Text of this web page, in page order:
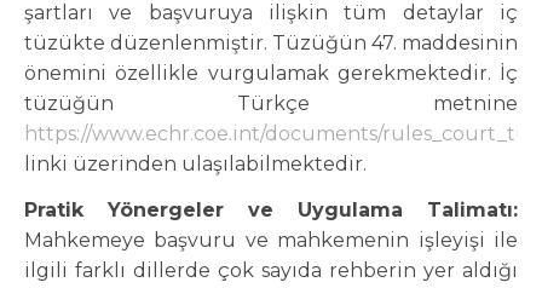
şartları ve başvuruya ilişkin tüm detaylar iç
tüzükte düzenlenmiştir. Tüzüğün 47. maddesinin
önemini özellikle vurgulamak gerekmektedir. İç
tüzüğün Türkçe metnine
https://www.echr.coe.int/documents/
linki üzerinden ulaşılabilmektedir.
Pratik Yönergeler ve Uygulama Talimatı:
Mahkemeye başvuru ve mahkemenin işleyişi ile
ilgili farklı dillerde çok sayıda rehberin yer aldığı